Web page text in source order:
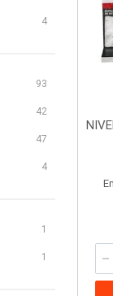
4
93
42
47
4
1
1